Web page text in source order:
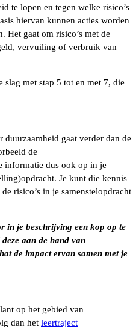
te lopen en tegen welke risico’s
hiervan kunnen acties worden
Het gaat om risico’s met de
vervuiling of verbruik van
slag met stap 5 tot en met 7, die
duurzaamheid gaat verder dan de
de
informatie dus ook op in je
Je kunt die kennis
risico’s in je samenstelopdracht
in je beschrijving een kop op te
aan de hand van
de impact ervan samen met je
op het gebied van
dan het leertraject